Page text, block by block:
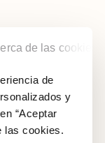
de las cookies
de
y
“Aceptar
las cookies.
/ Madurez.